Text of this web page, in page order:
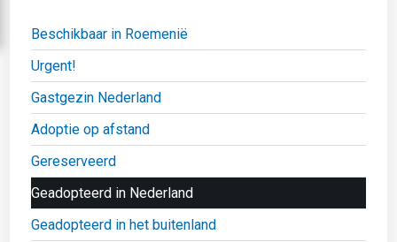
Beschikbaar in Roemenië
Urgent!
Gastgezin Nederland
Adoptie op afstand
Gereserveerd
Geadopteerd in Nederland
Geadopteerd in het buitenland